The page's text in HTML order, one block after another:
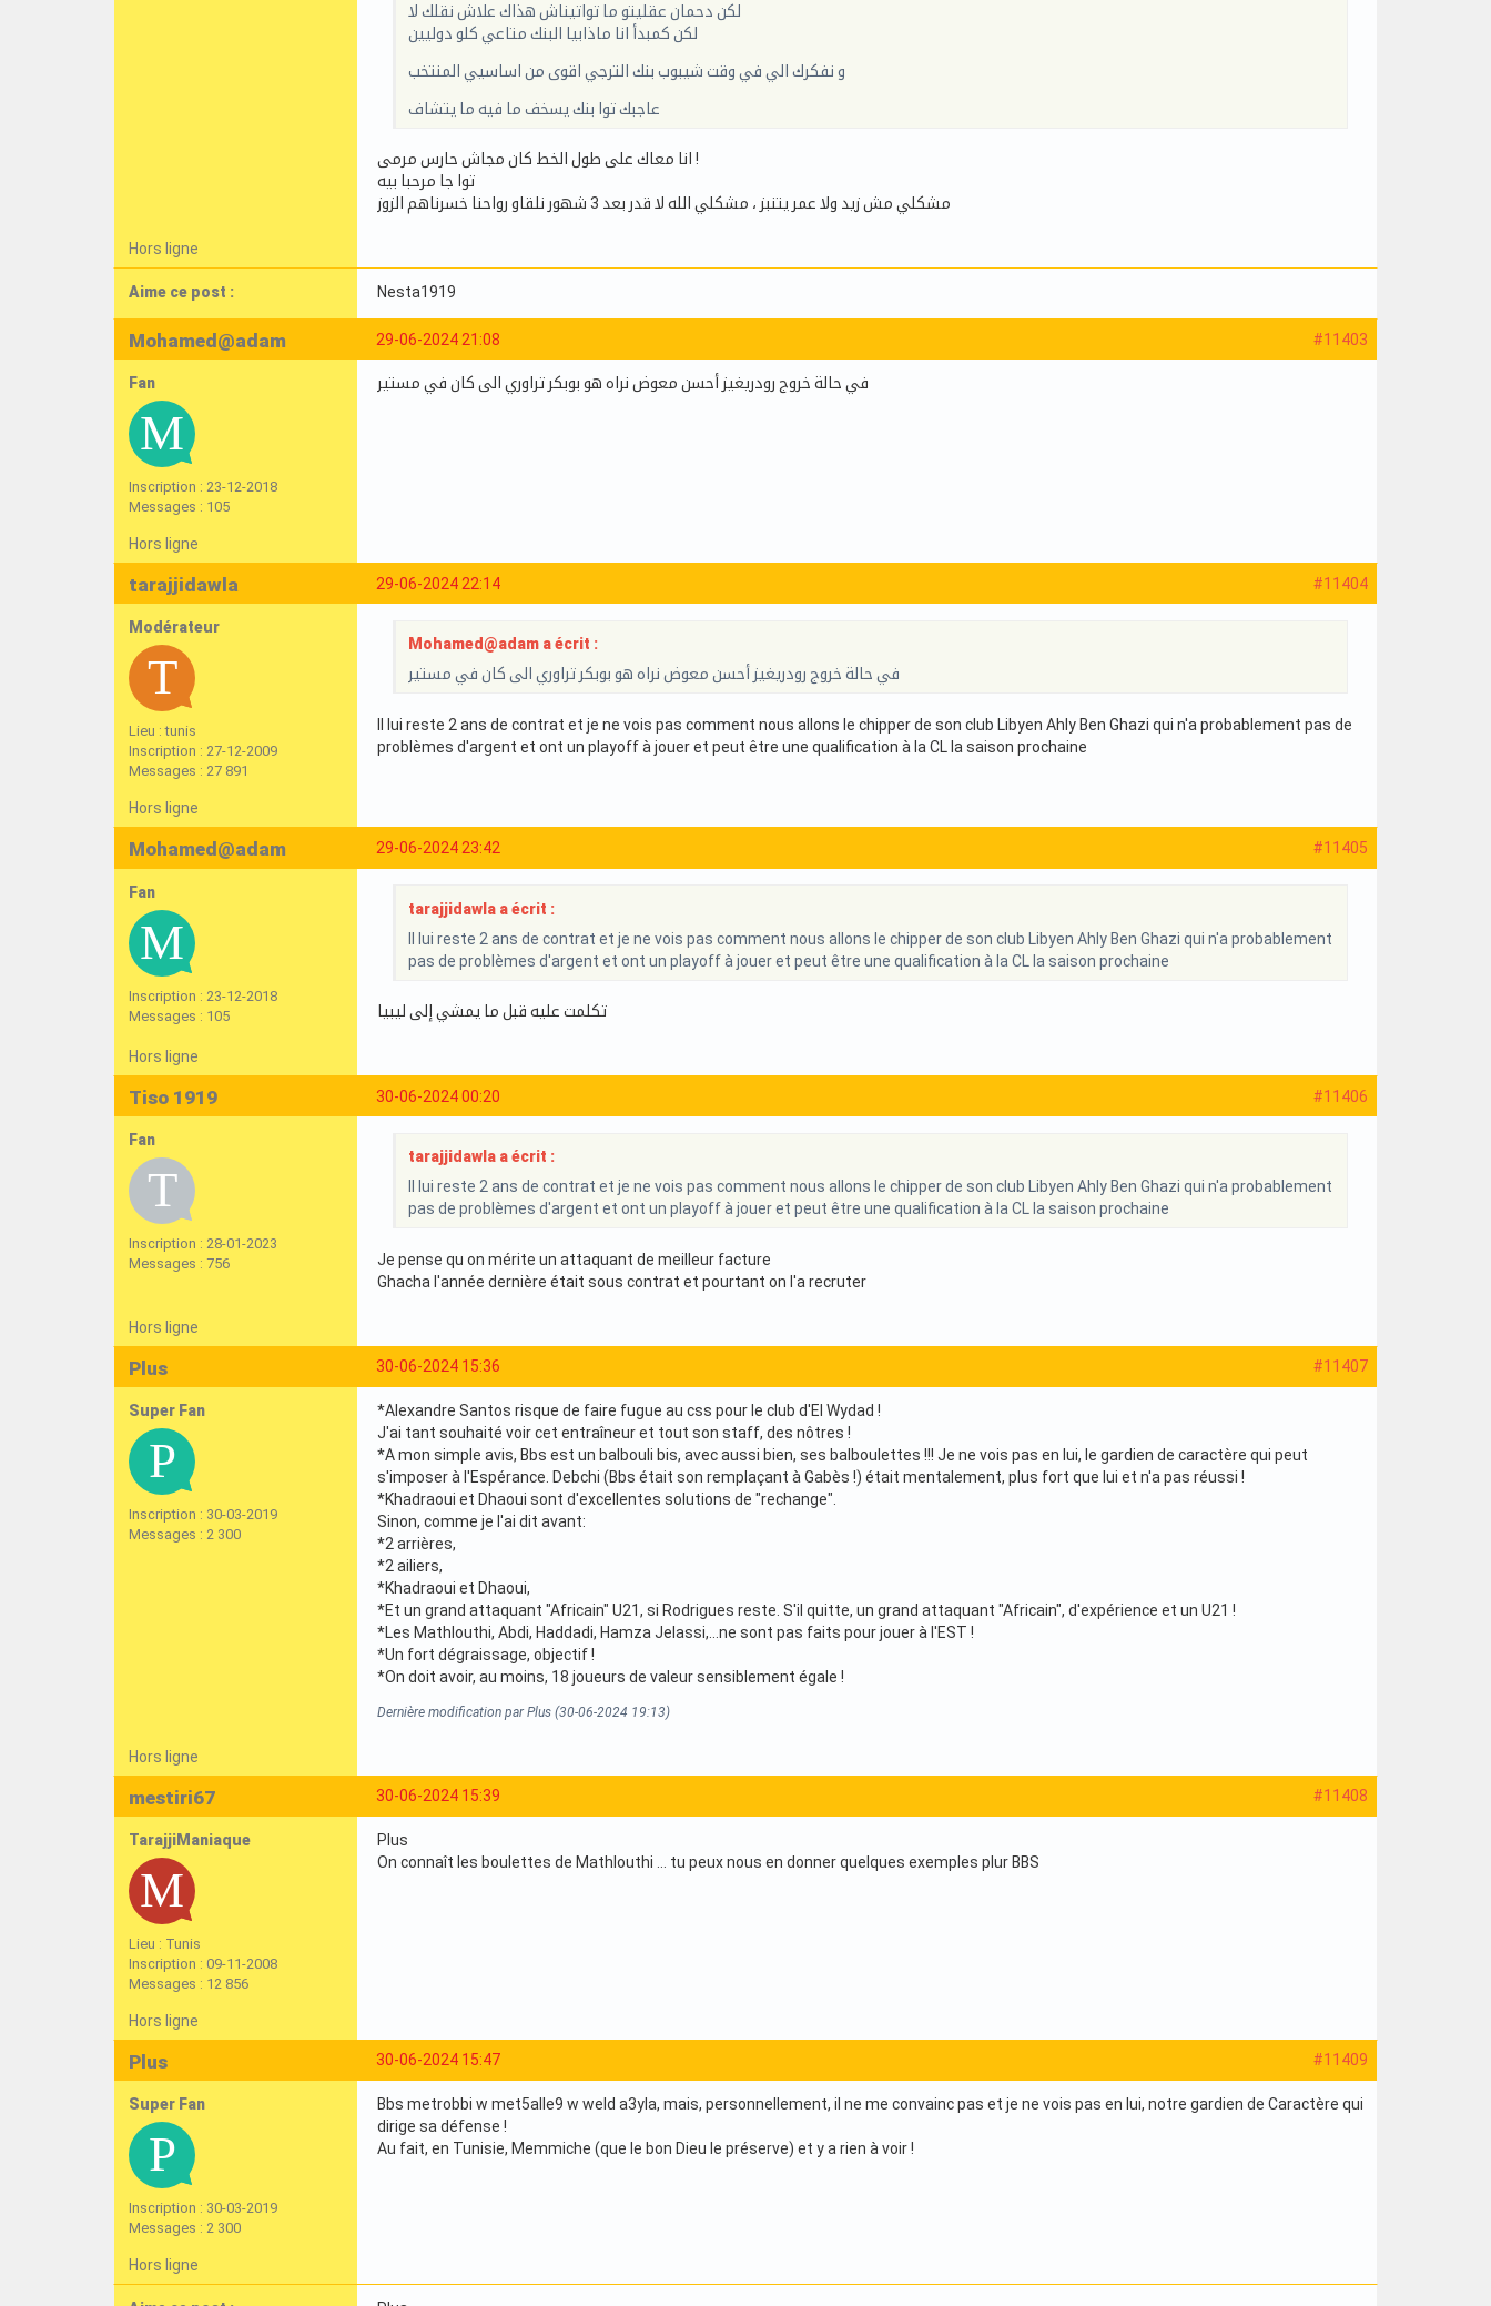
لكن دحمان عقليتو ما تواتيناش هذاك علاش نقلك لا
لكن كمبدأ انا ماذابيا البنك متاعي كلو دوليين
و نفكرك الي في وقت شيبوب بنك الترجي اقوى من اساسيي المنتخب
عاجبك توا بنك يسخف ما فيه ما يتشاف
انا معاك على طول الخط كان مجاش حارس مرمى !
توا جا مرحبا بيه
مشكلي مش زيد ولا عمر يتنبز ، مشكلي الله لا قدر بعد 3 شهور نلقاو رواحنا خسرناهم الزوز
Hors ligne
Aime ce post : Nesta1919
#11403
29-06-2024 21:08
Mohamed@adam
Fan
Inscription : 23-12-2018
Messages : 105
في حالة خروج رودريغيز أحسن معوض نراه هو بوبكر تراوري الى كان في مستير
Hors ligne
#11404
29-06-2024 22:14
tarajjidawla
Modérateur
Lieu : tunis
Inscription : 27-12-2009
Messages : 27 891
Mohamed@adam a écrit :
في حالة خروج رودريغيز أحسن معوض نراه هو بوبكر تراوري الى كان في مستير
Il lui reste 2 ans de contrat et je ne vois pas comment nous allons le chipper de son club Libyen Ahly Ben Ghazi qui n'a probablement pas de
problèmes d'argent et ont un playoff à jouer et peut être une qualification à la CL la saison prochaine
Hors ligne
#11405
29-06-2024 23:42
Mohamed@adam
Fan
Inscription : 23-12-2018
Messages : 105
tarajjidawla a écrit :
Il lui reste 2 ans de contrat et je ne vois pas comment nous allons le chipper de son club Libyen Ahly Ben Ghazi qui n'a probablement
pas de problèmes d'argent et ont un playoff à jouer et peut être une qualification à la CL la saison prochaine
تكلمت عليه قبل ما يمشي إلى ليبيا
Hors ligne
#11406
30-06-2024 00:20
Tiso 1919
Fan
Inscription : 28-01-2023
Messages : 756
tarajjidawla a écrit :
Il lui reste 2 ans de contrat et je ne vois pas comment nous allons le chipper de son club Libyen Ahly Ben Ghazi qui n'a probablement
pas de problèmes d'argent et ont un playoff à jouer et peut être une qualification à la CL la saison prochaine
Je pense qu on mérite un attaquant de meilleur facture
Ghacha l'année dernière était sous contrat et pourtant on l'a recruter
Hors ligne
#11407
30-06-2024 15:36
Plus
Super Fan
Inscription : 30-03-2019
Messages : 2 300
*Alexandre Santos risque de faire fugue au css pour le club d'El Wydad !
J'ai tant souhaité voir cet entraîneur et tout son staff, des nôtres !
*A mon simple avis, Bbs est un balbouli bis, avec aussi bien, ses balboulettes !!! Je ne vois pas en lui, le gardien de caractère qui peut
s'imposer à l'Espérance. Debchi (Bbs était son remplaçant à Gabès !) était mentalement, plus fort que lui et n'a pas réussi !
*Khadraoui et Dhaoui sont d'excellentes solutions de "rechange".
Sinon, comme je l'ai dit avant:
*2 arrières,
*2 ailiers,
*Khadraoui et Dhaoui,
*Et un grand attaquant "Africain" U21, si Rodrigues reste. S'il quitte, un grand attaquant "Africain", d'expérience et un U21 !
*Les Mathlouthi, Abdi, Haddadi, Hamza Jelassi,...ne sont pas faits pour jouer à l'EST !
*Un fort dégraissage, objectif !
*On doit avoir, au moins, 18 joueurs de valeur sensiblement égale !
Dernière modification par Plus (30-06-2024 19:13)
Hors ligne
#11408
30-06-2024 15:39
mestiri67
TarajjiManiaque
Lieu : Tunis
Inscription : 09-11-2008
Messages : 12 856
Plus
On connaît les boulettes de Mathlouthi … tu peux nous en donner quelques exemples plur BBS
Hors ligne
#11409
30-06-2024 15:47
Plus
Super Fan
Inscription : 30-03-2019
Messages : 2 300
Bbs metrobbi w met5alle9 w weld a3yla, mais, personnellement, il ne me convainc pas et je ne vois pas en lui, notre gardien de Caractère qui
dirige sa défense !
Au fait, en Tunisie, Memmiche (que le bon Dieu le préserve) et y a rien à voir !
Hors ligne